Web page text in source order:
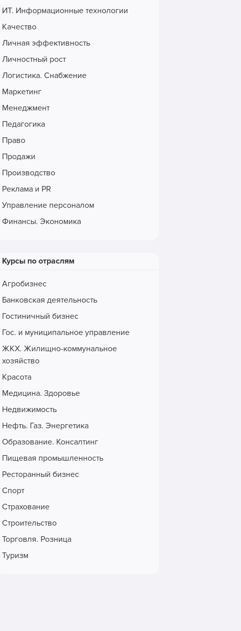
ИТ. Информационные технологии
Качество
Личная эффективность
Личностный рост
Логистика. Снабжение
Маркетинг
Менеджмент
Педагогика
Право
Продажи
Производство
Реклама и PR
Управление персоналом
Финансы. Экономика
Курсы по отраслям
Агробизнес
Банковская деятельность
Гостиничный бизнес
Гос. и муниципальное управление
ЖКХ. Жилищно-коммунальное
хозяйство
Красота
Медицина. Здоровье
Недвижимость
Нефть. Газ. Энергетика
Образование. Консалтинг
Пищевая промышленность
Ресторанный бизнес
Спорт
Страхование
Строительство
Торговля. Розница
Туризм